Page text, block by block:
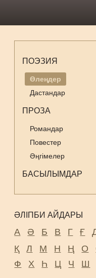
ПОЭЗИЯ
Өлеңдер
Дастандар
ПРОЗА
Романдар
Повестер
Әңгімелер
БАСЫЛЫМДАР
ӘЛІПБИ АЙДАРЫ
А Ә Б В Г Ғ
Қ
Л М Н Ң О
Ф
Х Һ Ц Ч Ш